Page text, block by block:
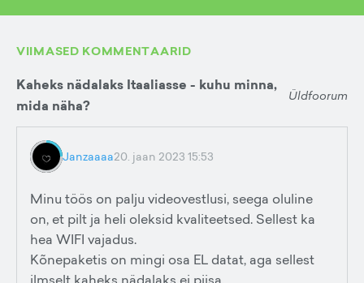
VIIMASED KOMMENTAARID
Kaheks nädalaks Itaaliasse - kuhu minna,
mida näha?
Üldfoorum
Janzaaaa20. jaan 2023 15:53
Minu töös on palju videovestlusi, seega oluline
on, et pilt ja heli oleksid kvaliteetsed. Sellest ka
hea WIFI vajadus.
Kõnepaketis on mingi osa EL datat, aga sellest